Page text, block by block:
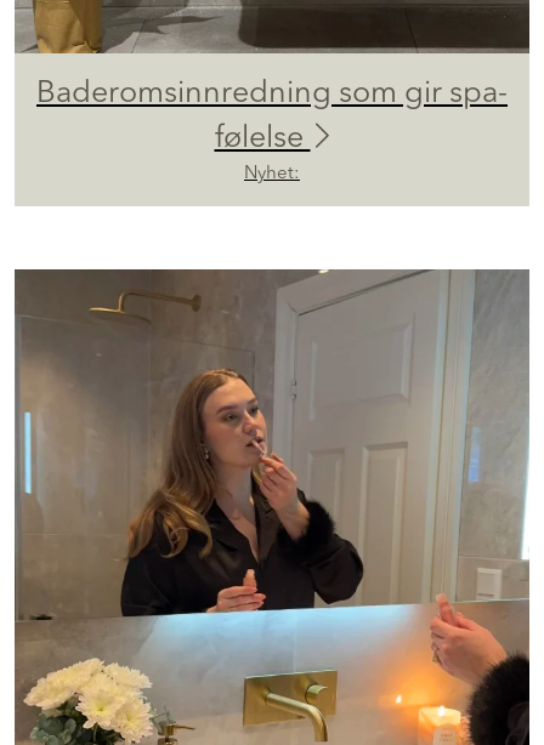
Baderomsinnredning som gir spa-
følelse
Nyhet: